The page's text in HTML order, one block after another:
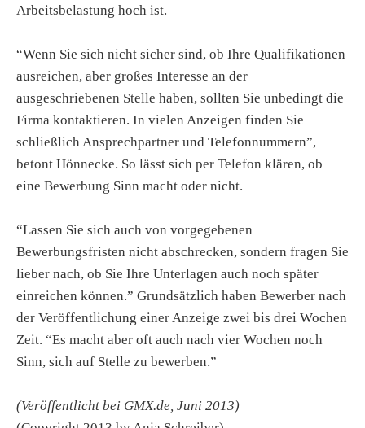
Arbeitsbelastung hoch ist.
“Wenn Sie sich nicht sicher sind, ob Ihre Qualifikationen
ausreichen, aber großes Interesse an der
ausgeschriebenen Stelle haben, sollten Sie unbedingt die
Firma kontaktieren. In vielen Anzeigen finden Sie
schließlich Ansprechpartner und Telefonnummern”,
betont Hönnecke. So lässt sich per Telefon klären, ob
eine Bewerbung Sinn macht oder nicht.
“Lassen Sie sich auch von vorgegebenen
Bewerbungsfristen nicht abschrecken, sondern fragen Sie
lieber nach, ob Sie Ihre Unterlagen auch noch später
einreichen können.” Grundsätzlich haben Bewerber nach
der Veröffentlichung einer Anzeige zwei bis drei Wochen
Zeit. “Es macht aber oft auch nach vier Wochen noch
Sinn, sich auf Stelle zu bewerben.”
(Veröffentlicht bei GMX.de, Juni 2013)